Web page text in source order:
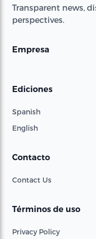
Transparent news,
perspectives.
Empresa
Ediciones
Spanish
English
Contacto
Contact Us
Términos de uso
Privacy Policy